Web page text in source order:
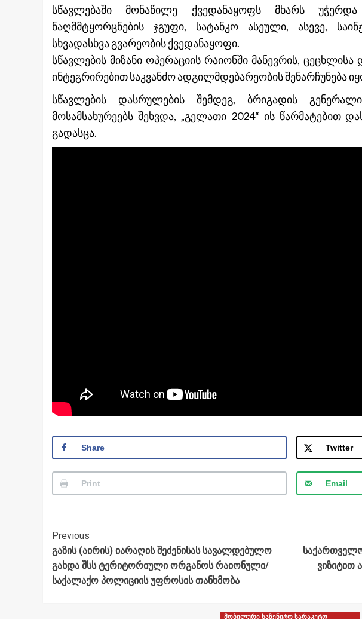
სწავლებაში მონაწილე ქვედანაყოფს მხარს უჭერდა
ნაღმმტყორცნების ჯგუფი, სატანკო ასეული, ასევე,
სხვადასხვა გვარეობის ქვედანაყოფი.
სწავლების მიზანი ოპერაციის რაიონში მანევრის,
ინტეგრირებით საკვანძო ადგილმდებარეობის შენარჩუნება
სწავლების დასრულების შემდეგ, ბრიგადის
მოსამსახურეებს შეხვდა, „გელათი 2024“ ის წარმატებით
გადასცა.
Share Twitter
Print Email
Post
Navigation
Previous
გაზის (აირის) იარაღის შეძენისას სავალდებულო
გახდა შსს ტერიტორიული ორგანოს რაიონული/
საქალაქო პოლიციის უფროსის თანხმობა
ვიზიტით
მობილური საზენიტო სარაკეტო